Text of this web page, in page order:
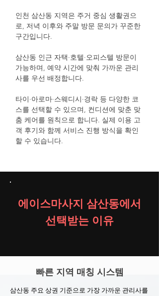
인천 삼산동 지역은 주거 중심 생활권으
로, 저녁 이후와 주말 방문 문의가 꾸준한
구간입니다.
삼산동 인근 자택·호텔·오피스텔 방문이
가능하며, 예약 시간에 맞춰 가까운 관리
사를 우선 배정합니다.
타이·아로마·스웨디시·경락 등 다양한 코
스를 선택할 수 있으며, 컨디션에 맞춘 맞
춤 케어를 원칙으로 합니다. 실제 이용 고
객 후기와 함께 서비스 진행 방식을 확인
할 수 있습니다.
에이스마사지 삼산동에서
선택받는 이유
빠른 지역 매칭 시스템
삼산동 주요 상권 기준으로 가장 가까운 관리사를